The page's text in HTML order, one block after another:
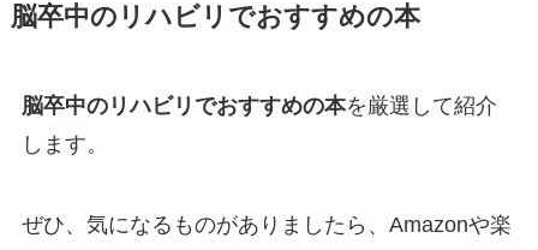
脳卒中のリハビリでおすすめの本
脳卒中のリハビリでおすすめの本を厳選して紹介
します。
ぜひ、気になるものがありましたら、Amazonや楽